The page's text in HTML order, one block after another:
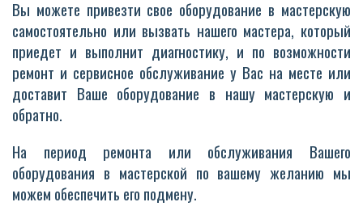
Вы можете привезти свое оборудование в мастерскую
самостоятельно или вызвать нашего мастера, который
приедет и выполнит диагностику, и по возможности
ремонт и сервисное обслуживание у Вас на месте или
доставит Ваше оборудование в нашу мастерскую и
обратно.
На период ремонта или обслуживания Вашего
оборудования в мастерской по вашему желанию мы
можем обеспечить его подмену.